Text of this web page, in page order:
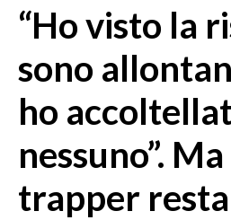
SULCIS IGLESIENTE
MEDIO CAMPIDANO
ORISTANO E PROVINCIA
GALLURA
OGLIASTRA
AGENDA
“Ho visto la
sono
ho
nessuno”.
trapper